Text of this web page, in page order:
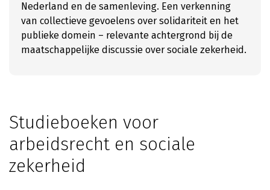
Nederland en de samenleving. Een verkenning
van collectieve gevoelens over solidariteit en het
publieke domein – relevante achtergrond bij de
maatschappelijke discussie over sociale zekerheid.
Studieboeken voor
arbeidsrecht en sociale
zekerheid